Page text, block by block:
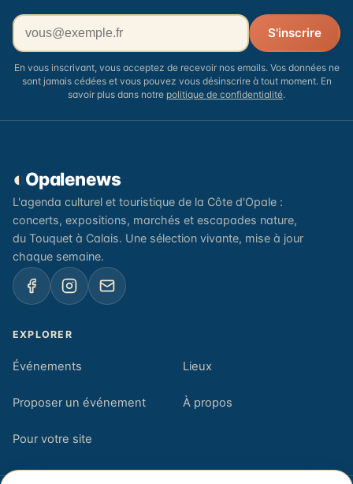
Votre adresse email
S'inscrire
En vous inscrivant, vous acceptez de recevoir nos emails. Vos données ne
sont jamais cédées et vous pouvez vous désinscrire à tout moment. En
savoir plus dans notre politique de confidentialité.
◐ Opalenews
L'agenda culturel et touristique de la Côte d'Opale :
concerts, expositions, marchés et escapades nature,
du Touquet à Calais. Une sélection vivante, mise à jour
chaque semaine.
EXPLORER
Événements Lieux
Proposer un événement À propos
Pour votre site